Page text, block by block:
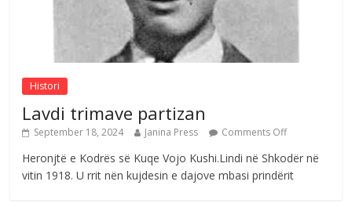
Sulm , pse të dua ty
August 8, 2026 Comments Off
Histori
Lavdi trimave partizan
September 18, 2024 Janina Press Comments Off
Heronjtë e Kodrës së Kuqe Vojo Kushi.Lindi në Shkodër në
vitin 1918. U rrit nën kujdesin e dajove mbasi prindërit